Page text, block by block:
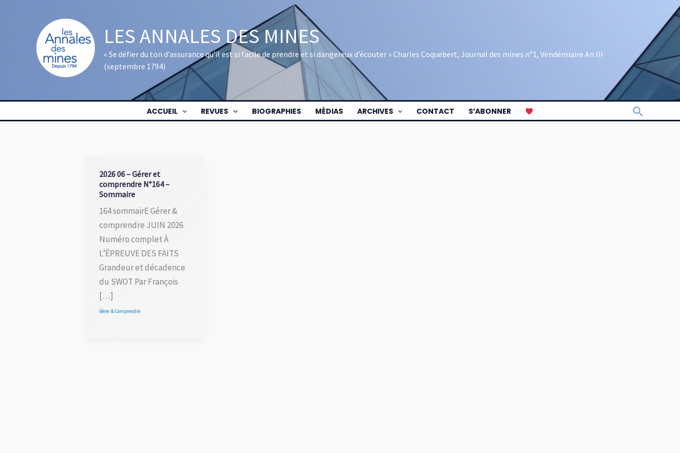
LES ANNALES DES MINES
« Se défier du ton d’assurance qu’il est si facile de prendre et si dangereux d’écouter » Charles Coquebert, Journal des mines n°1, Vendémiaire An III
(septembre 1794)
ACCUEIL REVUES BIOGRAPHIES MÉDIAS ARCHIVES CONTACT S’ABONNER
2026 06 – Gérer et
comprendre N°164 –
Sommaire
164 sommairE Gérer &
comprendre JUIN 2026
Numéro complet À
L’ÉPREUVE DES FAITS
Grandeur et décadence
du SWOT Par François
[…]
Gérer & Comprendre